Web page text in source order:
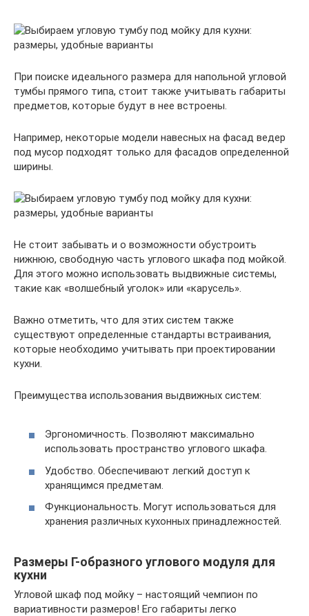
При поиске идеального размера для напольной угловой
тумбы прямого типа, стоит также учитывать габариты
предметов, которые будут в нее встроены.
Например, некоторые модели навесных на фасад ведер
под мусор подходят только для фасадов определенной
ширины.
Не стоит забывать и о возможности обустроить
нижнюю, свободную часть углового шкафа под мойкой.
Для этого можно использовать выдвижные системы,
такие как «волшебный уголок» или «карусель».
Важно отметить, что для этих систем также
существуют определенные стандарты встраивания,
которые необходимо учитывать при проектировании
кухни.
Преимущества использования выдвижных систем:
Эргономичность. Позволяют максимально
использовать пространство углового шкафа.
Удобство. Обеспечивают легкий доступ к
хранящимся предметам.
Функциональность. Могут использоваться для
хранения различных кухонных принадлежностей.
Размеры Г-образного углового модуля для
кухни
Угловой шкаф под мойку – настоящий чемпион по
вариативности размеров! Его габариты легко